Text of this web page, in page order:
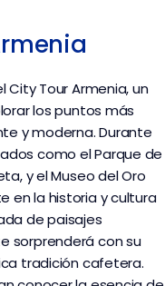
City Tour Armenia, un
los puntos más
y moderna. Durante
como el Parque de
y el Museo del Oro
en la historia y cultura
de paisajes
sorprenderá con su
tradición cafetera.